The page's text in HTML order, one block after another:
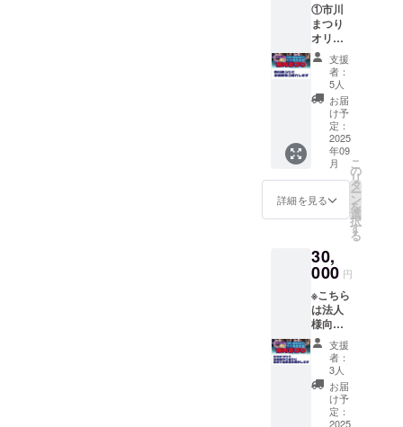
①市川
まつり
オリジ
ナルポ
ロシャ
ツ1枚
サイズ
S,M,L
企業様
の場合
①市川
まつり
オリジ
ナルポ
ロシャ
イズ
S,M、L
②市川
まつり
で企業
名をご
紹介さ
せてい
ただき
ます。
※備考欄
に企業
支援
者：
5人
お届
け予
定：
2025
年09
月
詳細を見る
こ
の
リ
タ
ー
ン
を
選
択
す
る
30,
000 円
※こちら
は法人
様向け
のリ
ターン
になり
ます。
①市川
まつり
支援
者：
3人
お届
け予
定：
2025